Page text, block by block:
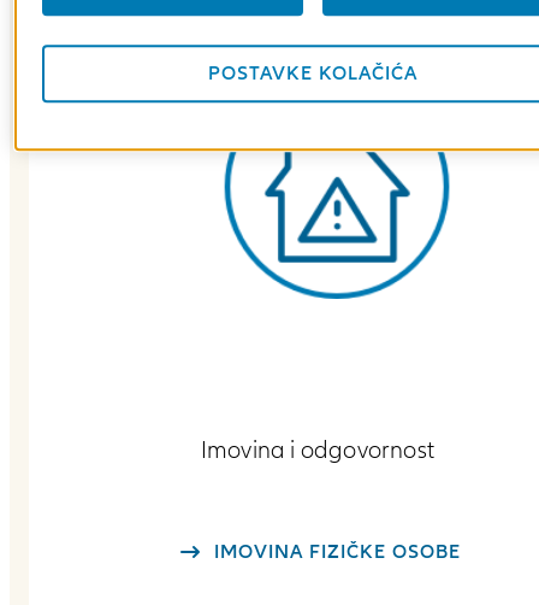
Imovina i odgovornost
IMOVINA FIZIČKE OSOBE
POSTAVKE KOLAČIĆA